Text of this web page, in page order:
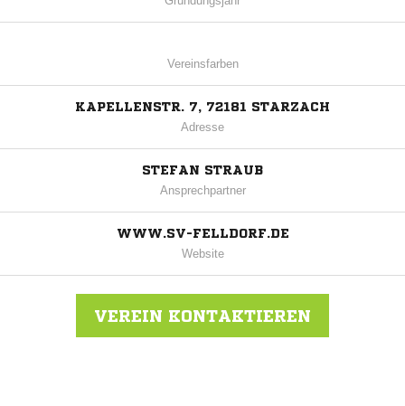
Vereinsfarben
KAPELLENSTR. 7, 72181 STARZACH
Adresse
STEFAN STRAUB
Ansprechpartner
WWW.SV-FELLDORF.DE
Website
VEREIN KONTAKTIEREN